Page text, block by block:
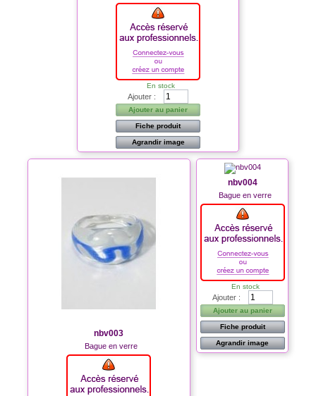
En stock
Ajouter :
Ajouter au panier
Fiche produit
Agrandir image
nbv003
Bague en verre
nbv004
Bague en verre
En stock
Ajouter :
Ajouter au panier
Fiche produit
Agrandir image